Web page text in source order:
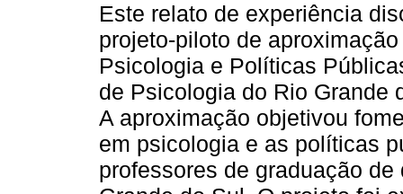
Este relato de experiência
projeto-piloto de
Psicologia e Políticas
de Psicologia do Rio Grande
A aproximação objetivou
em psicologia e as políticas
professores de graduação